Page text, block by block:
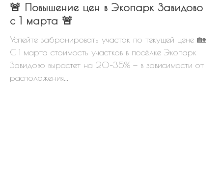
🚨 Повышение цен в Экопарк Завидово
с 1 марта 🚨
Успейте забронировать участок по текущей цене 🏡
С 1 марта стоимость участков в посёлке Экопарк
Завидово вырастет на 20–35% — в зависимости от
расположения...